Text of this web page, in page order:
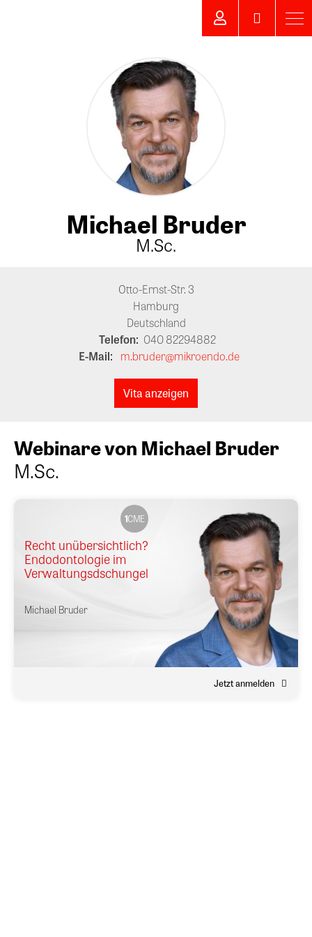
Michael Bruder
M.Sc.
Otto-Ernst-Str. 3
Hamburg
Deutschland
Telefon: 040 82294882
E-Mail: m.bruder@mikroendo.de
Vita anzeigen
Webinare von Michael Bruder
M.Sc.
1CME
Recht unübersichtlich?
Endodontologie im
Verwaltungsdschungel
Michael Bruder
Jetzt anmelden